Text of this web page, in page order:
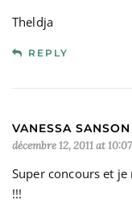
Theldja
REPLY
VANESSA SANSON
décembre 12, 2011 at
Super concours et
!!!